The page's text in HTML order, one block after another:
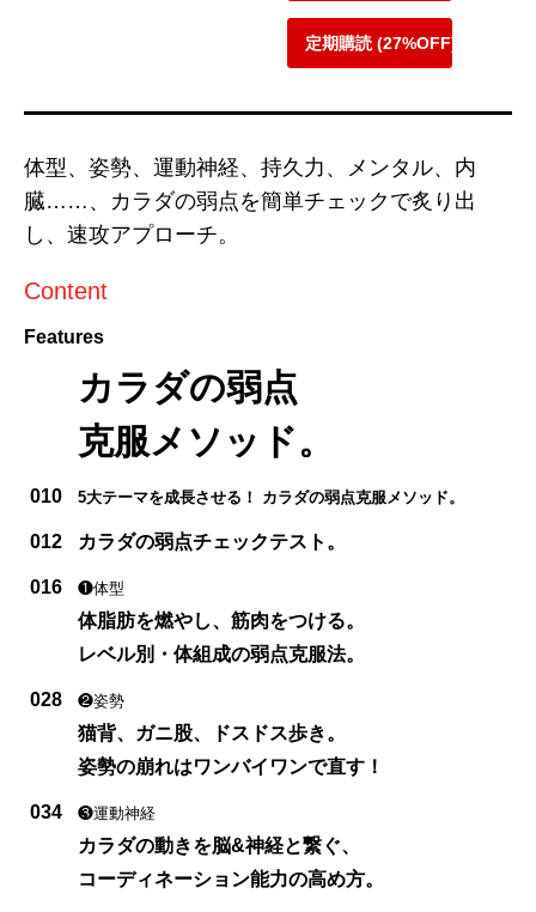
定期購読 (27%OFF)
体型、姿勢、運動神経、持久力、メンタル、内
臓……、カラダの弱点を簡単チェックで炙り出
し、速攻アプローチ。
Content
Features
カラダの弱点
克服メソッド。
010 5大テーマを成長させる！ カラダの弱点克服メソッド。
012 カラダの弱点チェックテスト。
016 ❶体型
体脂肪を燃やし、筋肉をつける。
レベル別・体組成の弱点克服法。
028 ❷姿勢
猫背、ガニ股、ドスドス歩き。
姿勢の崩れはワンバイワンで直す！
034 ❸運動神経
カラダの動きを脳&神経と繋ぐ、
コーディネーション能力の高め方。